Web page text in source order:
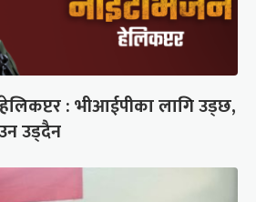
: भीआईपीका लागि उड्छ,
उड्दैन